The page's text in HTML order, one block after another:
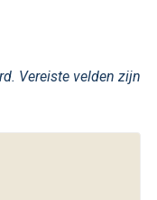
Vereiste velden zijn